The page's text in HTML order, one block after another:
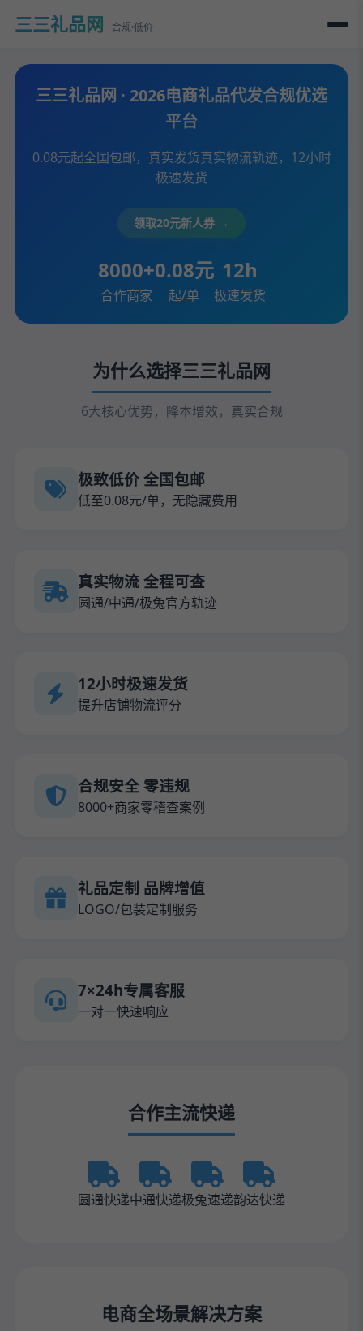
三三礼品网 合规·低价
三三礼品网 · 2026电商礼品代发合规优选
平台
0.08元起全国包邮，真实发货真实物流轨迹，12小时
极速发货
领取20元新人券 →
8000+
合作商家
0.08元
起/单
12h
极速发货
为什么选择三三礼品网
6大核心优势，降本增效，真实合规
极致低价 全国包邮
低至0.08元/单，无隐藏费用
真实物流 全程可查
圆通/中通/极兔官方轨迹
12小时极速发货
提升店铺物流评分
合规安全 零违规
8000+商家零稽查案例
礼品定制 品牌增值
LOGO/包装定制服务
7×24h专属客服
一对一快速响应
合作主流快递
圆通快递中通快递极兔速递韵达快递
电商全场景解决方案